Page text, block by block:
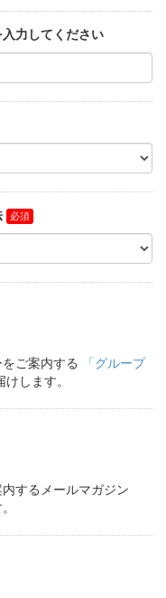
入力してください
ご案内する
「グループ
します。
するメールマガジン